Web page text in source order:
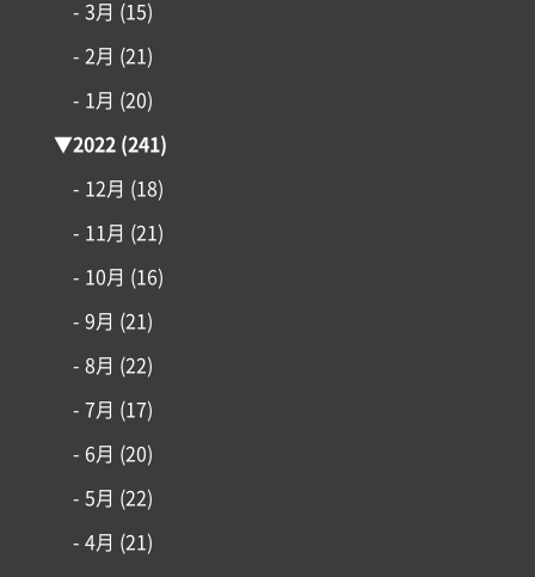
- 3月 (15)
- 2月 (21)
- 1月 (20)
▼2022 (241)
- 12月 (18)
- 11月 (21)
- 10月 (16)
- 9月 (21)
- 8月 (22)
- 7月 (17)
- 6月 (20)
- 5月 (22)
- 4月 (21)